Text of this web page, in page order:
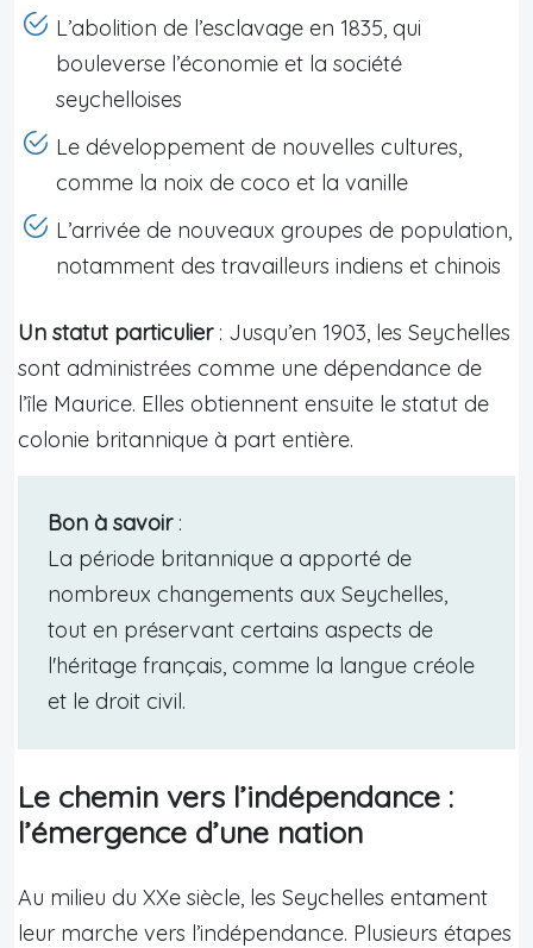
L’abolition de l’esclavage en 1835, qui
bouleverse l’économie et la société
seychelloises
Le développement de nouvelles cultures,
comme la noix de coco et la vanille
L’arrivée de nouveaux groupes de population,
notamment des travailleurs indiens et chinois
Un statut particulier: Jusqu’en 1903, les Seychelles
sont administrées comme une dépendance de
l’île Maurice. Elles obtiennent ensuite le statut de
colonie britannique à part entière.
Bon à savoir:
La période britannique a apporté de
nombreux changements aux Seychelles,
tout en préservant certains aspects de
l'héritage français, comme la langue créole
et le droit civil.
Le chemin vers l’indépendance :
l’émergence d’une nation
Au milieu du XXe siècle, les Seychelles entament
leur marche vers l’indépendance. Plusieurs étapes